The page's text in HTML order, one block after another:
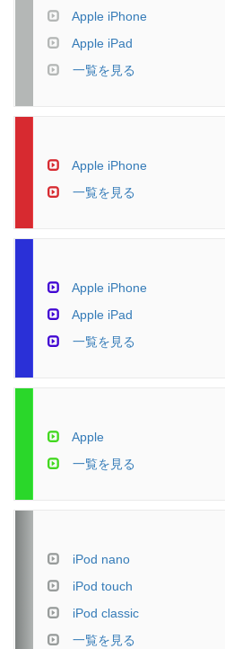
Apple iPhone
Apple iPad
一覧を見る
Apple iPhone
一覧を見る
Apple iPhone
Apple iPad
一覧を見る
Apple
一覧を見る
iPod nano
iPod touch
iPod classic
一覧を見る